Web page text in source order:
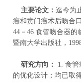
主要论文： 迄今为
癌和贲门癌术后吻合
44－46 食管吻合器的
暨南大学出版社，
研究方向：
1. 食
的优化设计；均已取